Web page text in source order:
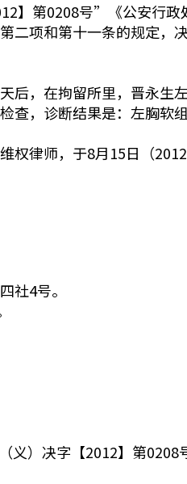
】第0208号”《公安行政
项和第十一条的规定，
后，在拘留所里，晋永生
，诊断结果是：左胸软
律师，于8月15日（
社4号。
）决字【2012】第